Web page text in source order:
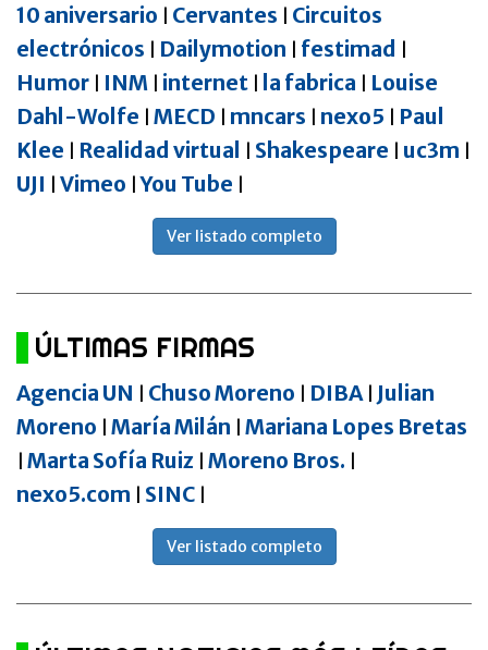
10 aniversario Cervantes
Circuitos
electrónicos
Dailymotion festimad
Humor INM internet la fabrica
Louise
Dahl-Wolfe MECD mncars nexo5
Paul
Klee
Realidad virtual Shakespeare uc3m
UJI Vimeo |You Tube
Ver listado completo
ÚLTIMAS FIRMAS
Agencia UN Chuso Moreno DIBA
Julian
Moreno María Milán Mariana Lopes Bretas
Marta Sofía Ruiz Moreno Bros.
nexo5.com SINC
Ver listado completo